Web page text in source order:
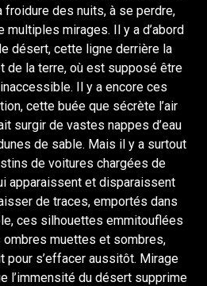
froidure des nuits, à se perdre,
multiples mirages. Il y a d’abord
désert, cette ligne derrière la
de la terre, où est supposé être
inaccessible. Il y a encore ces
cette buée que sécrète l’air
surgir de vastes nappes d’eau
de sable. Mais il y a surtout
de voitures chargées de
apparaissent et disparaissent
de traces, emportés dans
ces silhouettes emmitouflées
muettes et sombres,
pour s’effacer aussitôt. Mirage
l’immensité du désert supprime